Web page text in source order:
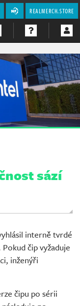
REALMERCH.STORE
sází
interně tvrdé
čip vyžaduje
inženýři
čipu po sérii